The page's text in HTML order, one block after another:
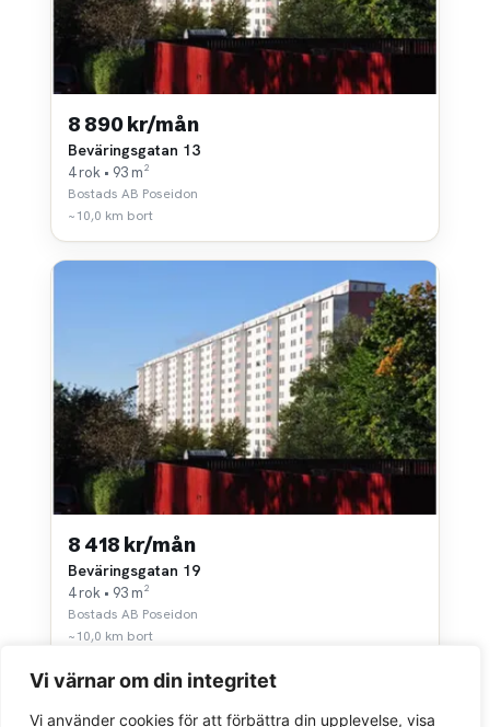
Vi värnar om din integritet
Vi använder cookies för att förbättra din upplevelse, visa
8 890 kr/mån
Beväringsgatan 13
4 rok • 93 m²
Bostads AB Poseidon
~10,0 km bort
8 418 kr/mån
Beväringsgatan 19
4 rok • 93 m²
Bostads AB Poseidon
~10,0 km bort